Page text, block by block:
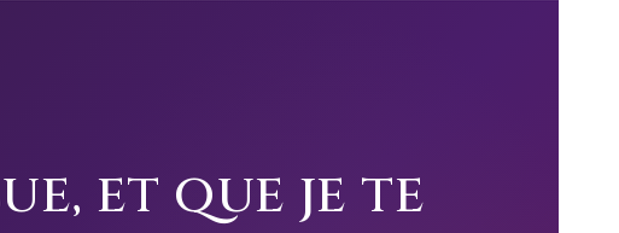
et que je te